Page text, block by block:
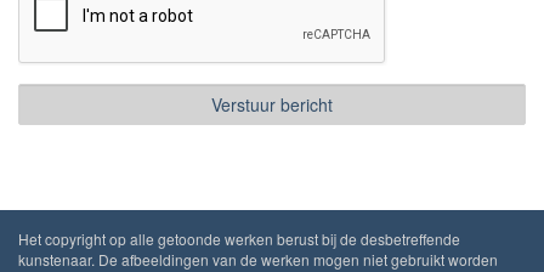
Het copyright op alle getoonde werken berust bij de desbetreffende
kunstenaar. De afbeeldingen van de werken mogen niet gebruikt worden